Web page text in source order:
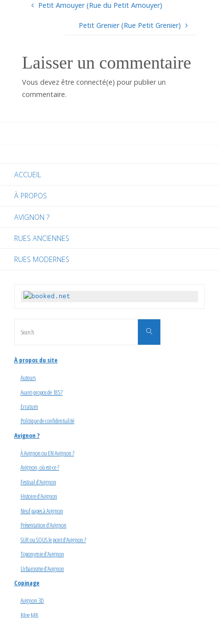
Petit Amouyer (Rue du Petit Amouyer)
Petit Grenier (Rue Petit Grenier)
Laisser un commentaire
Vous devez être connecté(e) pour publier un
commentaire.
ACCUEIL
À PROPOS
AVIGNON ?
RUES ANCIENNES
RUES MODERNES
Search
À propos du site
Auteurs
Avant-propos de 1857
Erratum
Politique de confidentialité
Avignon ?
À Avignon ou EN Avignon ?
Avignon, où est-ce ?
Festival d’Avignon
Histoire d’Avignon
Neuf papes à Avignon
Présentation d’Avignon
SUR ou SOUS le pont d’Avignon ?
Toponymie d’Avignon
Urbanisme d’Avignon
Copinage
Avignon 3D
Blog MB